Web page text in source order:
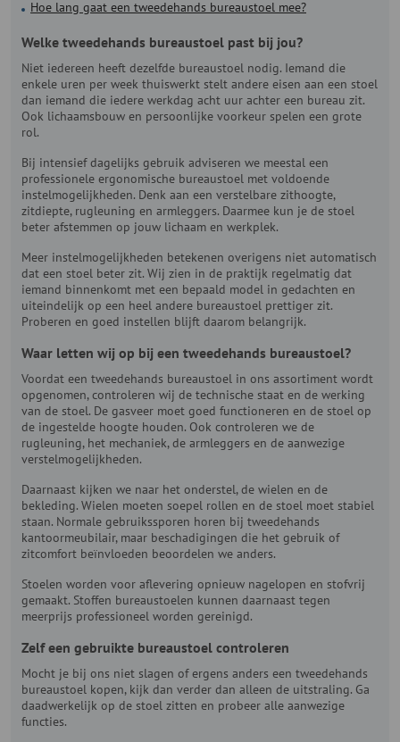
Hoe lang gaat een tweedehands bureaustoel mee?
Welke tweedehands bureaustoel past bij jou?
Niet iedereen heeft dezelfde bureaustoel nodig. Iemand die
enkele uren per week thuiswerkt stelt andere eisen aan een stoel
dan iemand die iedere werkdag acht uur achter een bureau zit.
Ook lichaamsbouw en persoonlijke voorkeur spelen een grote
rol.
Bij intensief dagelijks gebruik adviseren we meestal een
professionele ergonomische bureaustoel met voldoende
instelmogelijkheden. Denk aan een verstelbare zithoogte,
zitdiepte, rugleuning en armleggers. Daarmee kun je de stoel
beter afstemmen op jouw lichaam en werkplek.
Meer instelmogelijkheden betekenen overigens niet automatisch
dat een stoel beter zit. Wij zien in de praktijk regelmatig dat
iemand binnenkomt met een bepaald model in gedachten en
uiteindelijk op een heel andere bureaustoel prettiger zit.
Proberen en goed instellen blijft daarom belangrijk.
Waar letten wij op bij een tweedehands bureaustoel?
Voordat een tweedehands bureaustoel in ons assortiment wordt
opgenomen, controleren wij de technische staat en de werking
van de stoel. De gasveer moet goed functioneren en de stoel op
de ingestelde hoogte houden. Ook controleren we de
rugleuning, het mechaniek, de armleggers en de aanwezige
verstelmogelijkheden.
Daarnaast kijken we naar het onderstel, de wielen en de
bekleding. Wielen moeten soepel rollen en de stoel moet stabiel
staan. Normale gebruikssporen horen bij tweedehands
kantoormeubilair, maar beschadigingen die het gebruik of
zitcomfort beïnvloeden beoordelen we anders.
Stoelen worden voor aflevering opnieuw nagelopen en stofvrij
gemaakt. Stoffen bureaustoelen kunnen daarnaast tegen
meerprijs professioneel worden gereinigd.
Zelf een gebruikte bureaustoel controleren
Mocht je bij ons niet slagen of ergens anders een tweedehands
bureaustoel kopen, kijk dan verder dan alleen de uitstraling. Ga
daadwerkelijk op de stoel zitten en probeer alle aanwezige
functies.